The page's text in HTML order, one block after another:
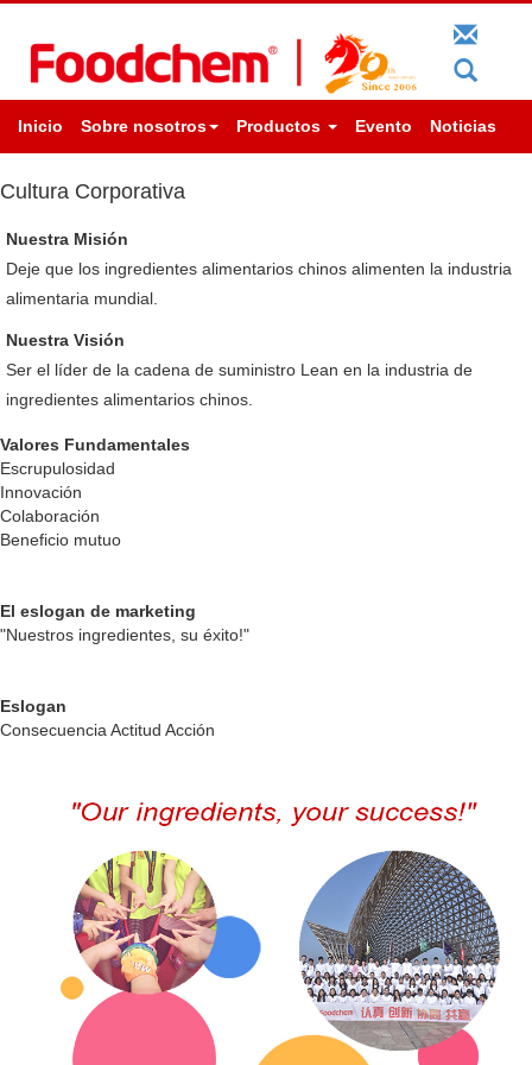
Inicio Sobre nosotros Productos Evento Noticias
Cultura Corporativa
Nuestra Misión
Deje que los ingredientes alimentarios chinos alimenten la industria
alimentaria mundial.
Nuestra Visión
Ser el líder de la cadena de suministro Lean en la industria de
ingredientes alimentarios chinos.
Valores Fundamentales
Escrupulosidad
Innovación
Colaboración
Beneficio mutuo
El eslogan de marketing
"Nuestros ingredientes, su éxito!"
Eslogan
Consecuencia Actitud Acción